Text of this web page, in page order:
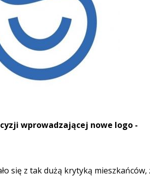
wprowadzającej nowe logo -
się z tak dużą krytyką mieszkańców,